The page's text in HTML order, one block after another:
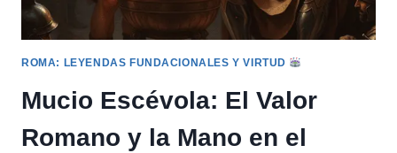
ROMA: LEYENDAS FUNDACIONALES Y VIRTUD
Mucio Escévola: El Valor
Romano y la Mano en el